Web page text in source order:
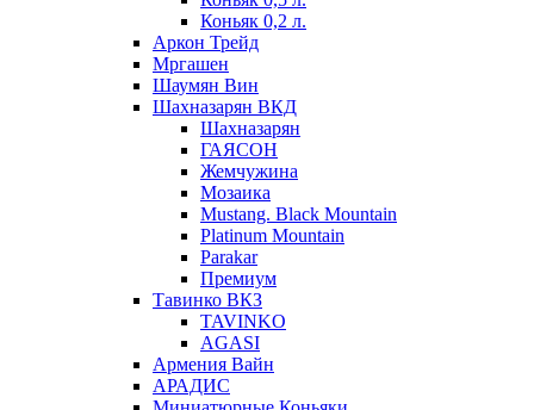
Коньяк 0,2 л.
Аркон Трейд
Мргашен
Шаумян Вин
Шахназарян ВКД
Шахназарян
ГАЯСОН
Жемчужина
Мозаика
Mustang. Black Mountain
Platinum Mountain
Parakar
Премиум
Тавинко ВКЗ
TAVINKO
AGASI
Армения Вайн
АРАДИС